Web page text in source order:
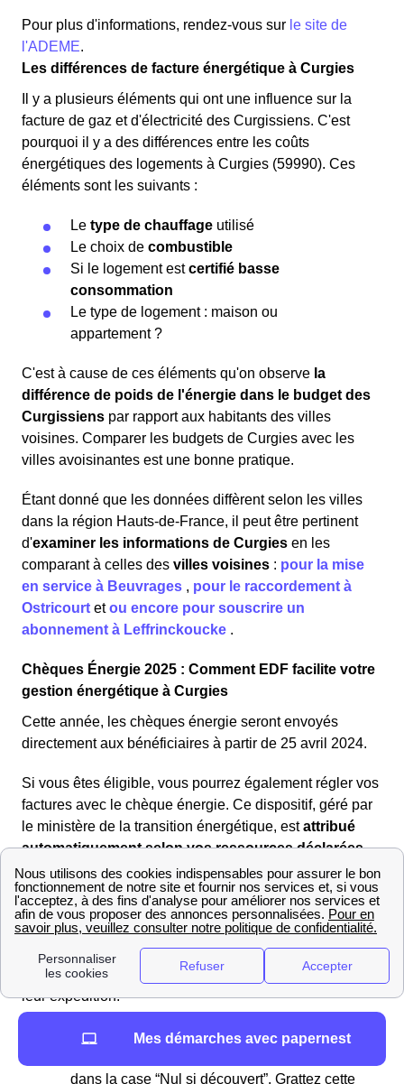
Pour plus d'informations, rendez-vous sur le site de
l'ADEME.
Les différences de facture énergétique à Curgies
Il y a plusieurs éléments qui ont une influence sur la
facture de gaz et d'électricité des Curgissiens. C'est
pourquoi il y a des différences entre les coûts
énergétiques des logements à Curgies (59990). Ces
éléments sont les suivants :
Le type de chauffage utilisé
Le choix de combustible
Si le logement estcertifié basse
consommation
Le type de logement : maison ou
appartement ?
C'est à cause de ces éléments qu'on observe la
différence de poids de l'énergie dans le budget des
Curgissiens par rapport aux habitants des villes
voisines. Comparer les budgets de Curgies avec les
villes avoisinantes est une bonne pratique.
Étant donné que les données diffèrent selon les villes
dans la région Hauts-de-France, il peut être pertinent
d'examiner les informations de Curgies en les
comparant à celles des villes voisines : pour la mise
en service à Beuvrages , pour le raccordement à
Ostricourt etou encore pour souscrire un
abonnement à Leffrinckoucke .
Chèques Énergie 2025 : Comment EDF facilite votre
gestion énergétique à Curgies
Cette année, les chèques énergie seront envoyés
directement aux bénéficiaires à partir de 25 avril 2024.
Si vous êtes éligible, vous pourrez également régler vos
factures avec le chèque énergie. Ce dispositif, géré par
le ministère de la transition énergétique, estattribué
automatiquement selon vos ressources déclarées
lors de votre déclaration d'impôts, sans aucune
démarche de votre part !Vous recevrez alors votre
chèque énergie par courrier.
Pour les bénéficiaires, les chèques, allant de48€ à
277€, seront livrés à domicile sous 2 à 4 joursaprès
leur expédition.
En ligne : Visitez lesite du chèque énergieet
dans la case “Nul si découvert”. Grattez cette
Mes démarches avec papernest